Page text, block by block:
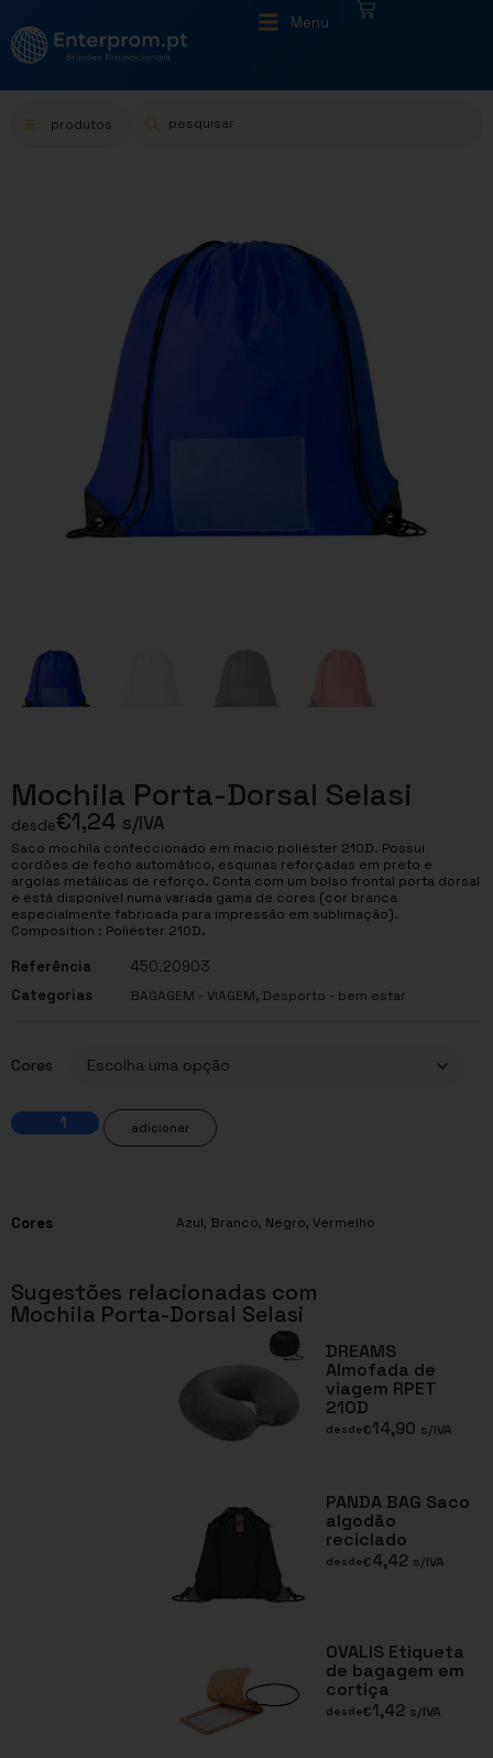
Menu
produtos
Mochila Porta-Dorsal Selasi
desde€1,24 s/IVA
Saco mochila confeccionado em macio poliéster 210D. Possui
cordões de fecho automático, esquinas reforçadas em preto e
argolas metálicas de reforço. Conta com um bolso frontal porta dorsal
e está disponível numa variada gama de cores (cor branca
especialmente fabricada para impressão em sublimação).
Composition : Poliéster 210D.
Referência
450.20903
Categorias
BAGAGEM - VIAGEM, Desporto - bem estar
Cores
adicionar
Cores Azul, Branco, Negro, Vermelho
Sugestões relacionadas com
Mochila Porta-Dorsal Selasi
DREAMS
Almofada de
viagem RPET
210D
desde€14,90 s/IVA
PANDA BAG Saco
algodão
reciclado
desde€4,42 s/IVA
OVALIS Etiqueta
de bagagem em
cortiça
desde€1,42 s/IVA